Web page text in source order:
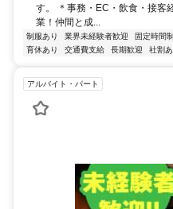
す。 ＊事務・EC・飲食・接客
業！仲間と成...
制服あり 業界未経験者歓迎 固定時間制
育休あり
交通費支給 長期歓迎 社割あ
アルバイト・パート